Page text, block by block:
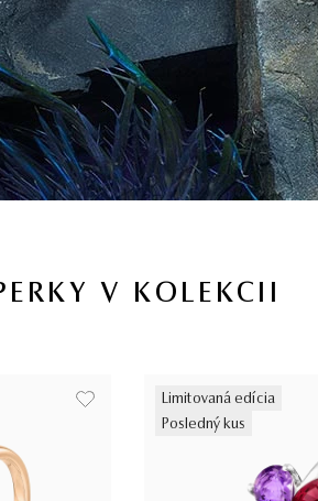
V KOLEKCII
Limitovaná edícia
Posledný kus